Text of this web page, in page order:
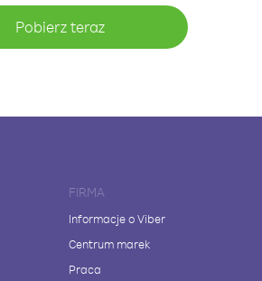
Pobierz teraz
FIRMA
Informacje o Viber
Centrum marek
Praca